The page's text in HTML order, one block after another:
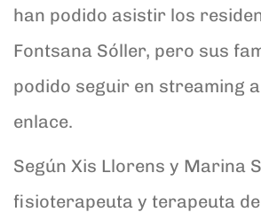
han podido asistir los
Fontsana Sóller, pero sus
podido seguir en streaming
enlace.
Según Xis Llorens y Marina
fisioterapeuta y terapeuta